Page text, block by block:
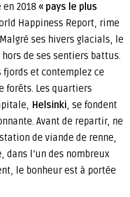
2018 « pays le plus
Happiness Report, rime
ses hivers glacials, le
de ses sentiers battus.
fjords et contemplez ce
forêts. Les quartiers
Helsinki, se fondent
Avant de repartir, ne
de viande de renne,
l’un des nombreux
le bonheur est à portée